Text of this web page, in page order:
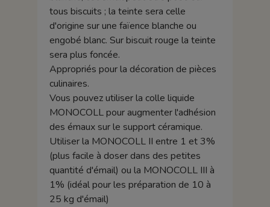
tous biscuits ; la teinte sera celle
d'origine sur une faïence blanche ou
engobé blanc. Sur biscuit rouge la teinte
sera plus foncée.
Appropriés pour la décoration de pièces
culinaires.
Vous pouvez utiliser la colle liquide
MONOCOLL pour augmenter l'adhésion
des émaux sur le support céramique.
Utiliser la MONOCOLL II entre 1 et 3%
(plus facile à doser dans des petites
quantité d'émail) ou la MONOCOLL III à
1% (idéal pour les préparation de 10 à
25 kg d'émail)